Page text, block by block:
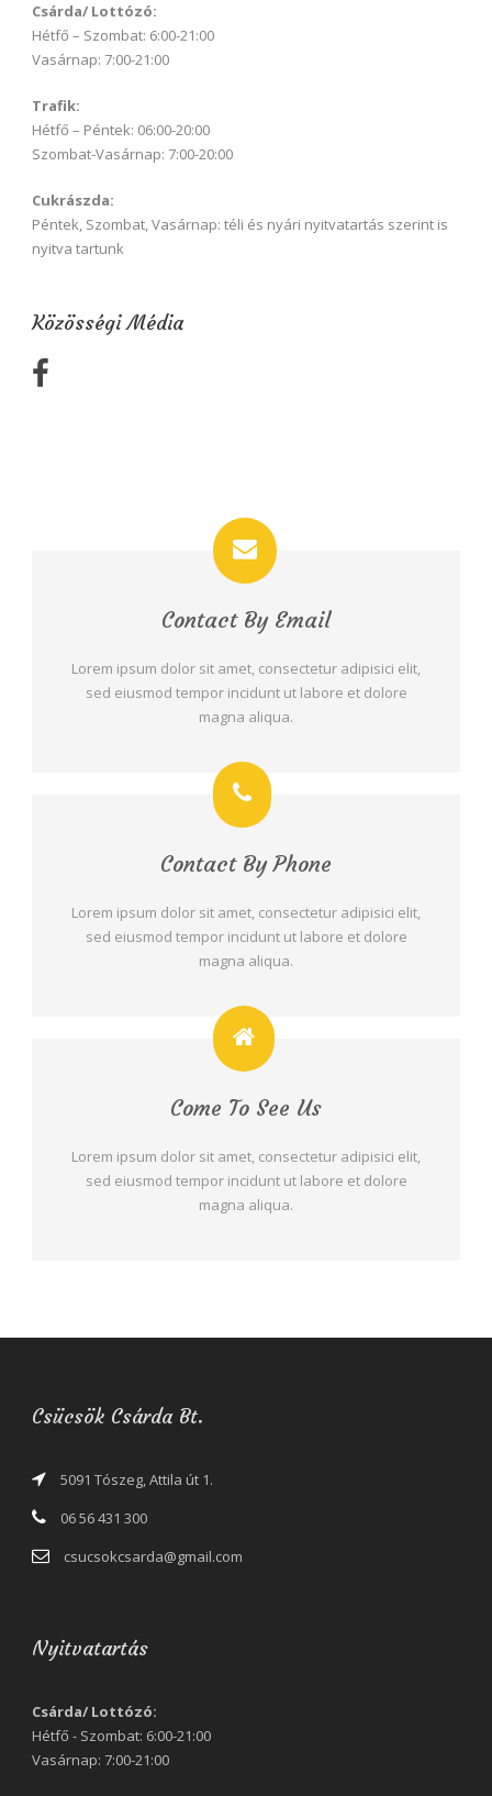
Csárda/ Lottózó:
Hétfő – Szombat: 6:00-21:00
Vasárnap: 7:00-21:00
Trafik:
Hétfő – Péntek: 06:00-20:00
Szombat-Vasárnap: 7:00-20:00
Cukrászda:
Péntek, Szombat, Vasárnap: téli és nyári nyitvatartás szerint is
nyitva tartunk
Közösségi Média
Contact By Email
Lorem ipsum dolor sit amet, consectetur adipisici elit,
sed eiusmod tempor incidunt ut labore et dolore
magna aliqua.
Contact By Phone
Lorem ipsum dolor sit amet, consectetur adipisici elit,
sed eiusmod tempor incidunt ut labore et dolore
magna aliqua.
Come To See Us
Lorem ipsum dolor sit amet, consectetur adipisici elit,
sed eiusmod tempor incidunt ut labore et dolore
magna aliqua.
Csücsök Csárda Bt.
5091 Tószeg, Attila út 1.
06 56 431 300
csucsokcsarda@gmail.com
Nyitvatartás
Csárda/ Lottózó:
Hétfő - Szombat: 6:00-21:00
Vasárnap: 7:00-21:00